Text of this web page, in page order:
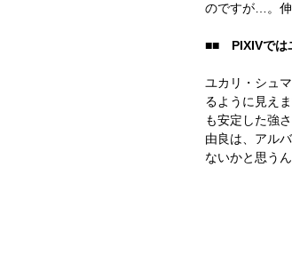
のですが…。伸
■■　PIXIVでは
ユカリ・シュ
るように見え
も安定した強さ
由良は、アル
ないかと思う